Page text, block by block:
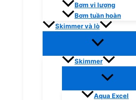
Bơm vi lượng
Bơm tuần hoàn
Skimmer và lò
Skimmer
Aqua Excel